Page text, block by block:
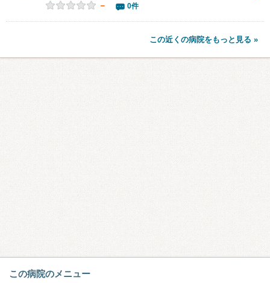
－ 0件
この近くの病院をもっと見る »
この病院のメニュー